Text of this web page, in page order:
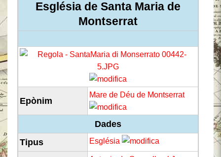
Església de Santa Maria de
Montserrat
Epònim
Mare de Déu de Montserrat
Dades
Tipus
Església